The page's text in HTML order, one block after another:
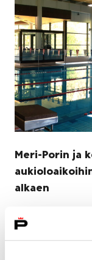
Meri-Porin ja
alkaen
Meri-Porin